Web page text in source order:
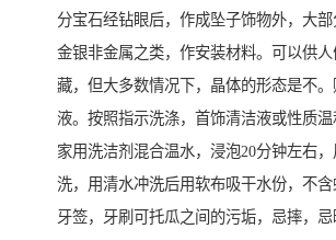
分宝石经钻眼后，作成坠子饰物外，大
金银非金属之类，作安装材料。可以供
藏，但大多数情况下，晶体的形态是不
液。按照指示洗涤，首饰清洁液或性质
家用洗洁剂混合温水，浸泡20分钟左右，
洗，用清水冲洗后用软布吸干水份，不
牙签，牙刷可托瓜之间的污垢，忌摔，